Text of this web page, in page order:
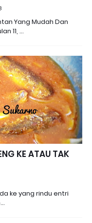
Yang Mudah Dan
11, …
KE ATAU TAK
ke yang rindu entri